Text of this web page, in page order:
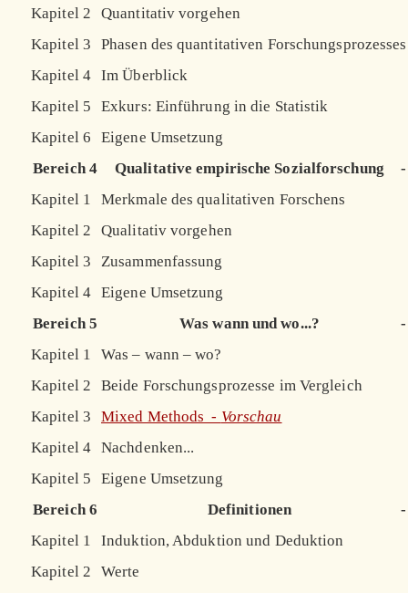
Kapitel 2
Quantitativ vorgehen
Kapitel 3
Phasen des quantitativen Forschungsprozesses
Kapitel 4 Im Überblick
Kapitel 5
Exkurs: Einführung in die Statistik
Kapitel 6
Eigene Umsetzung
Bereich 4
Qualitative empirische Sozialforschung
-
Kapitel 1
Merkmale des qualitativen Forschens
Kapitel 2
Qualitativ vorgehen
Kapitel 3
Zusammenfassung
Kapitel 4 Eigene Umsetzung
Bereich 5
Was wann und wo...?
-
Kapitel 1
Was – wann – wo?
Kapitel 2
Beide Forschungsprozesse im Vergleich
Kapitel 3
Mixed Methods - Vorschau
Kapitel 4 Nachdenken...
Kapitel 5
Eigene Umsetzung
Bereich 6
Definitionen
-
Kapitel 1
Induktion, Abduktion und Deduktion
Kapitel 2
Werte